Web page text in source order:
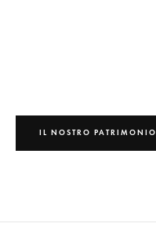
IL NOSTRO PATRIMONIO